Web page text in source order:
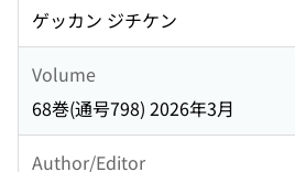
ゲッカン ジチケン
Volume
68巻(通号798) 2026年3月
Author/Editor